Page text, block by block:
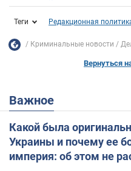
Теги Редакционная
Криминальные новости
Вернуться
Важное
Какой была
Украины и почему ее
империя: об этом не